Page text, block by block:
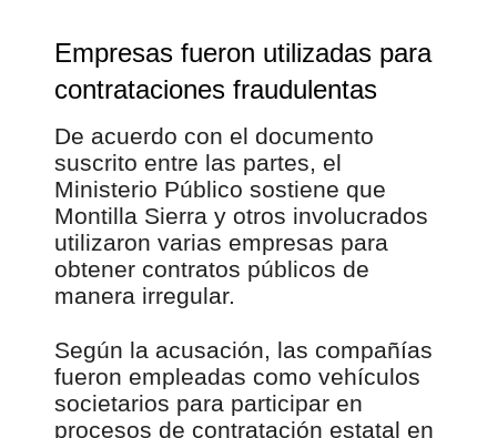
Empresas fueron utilizadas para
contrataciones fraudulentas
De acuerdo con el documento
suscrito entre las partes, el
Ministerio Público sostiene que
Montilla Sierra y otros involucrados
utilizaron varias empresas para
obtener contratos públicos de
manera irregular.
Según la acusación, las compañías
fueron empleadas como vehículos
societarios para participar en
procesos de contratación estatal en